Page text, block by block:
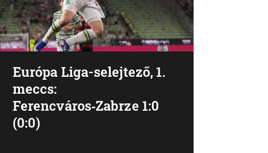
Európa Liga-selejtező, 1.
meccs:
Ferencváros‑Zabrze 1:0
(0:0)